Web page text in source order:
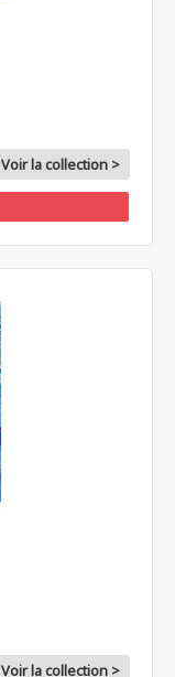
Voir la collection >
Voir la collection >